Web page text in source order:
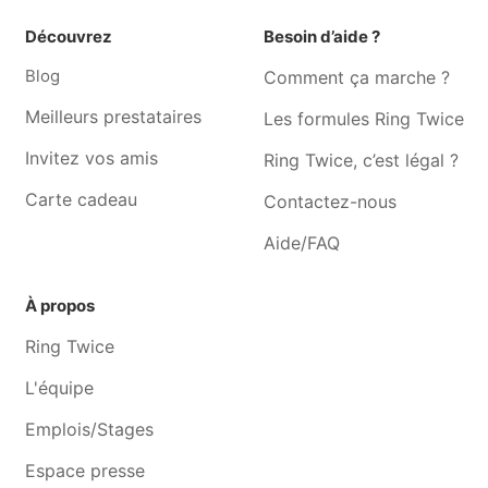
Grivegnee
Bressoux
Toilettage pour chien Engis
Toilettage pour chien
Nandrin
Toilettage pour chien
Beyne-heusay
Toilettage pour chien Fléron
Toilettage pour chien Alleur
Toilettage pour chien
Horion-hozémont
Découvrez
Blog
Meilleurs prestataires
Invitez vos amis
Carte cadeau
Besoin d’aide ?
Comment ça marche ?
Les formules Ring Twice
Ring Twice, c’est légal ?
Contactez-nous
Aide/FAQ
À propos
Ring Twice
L'équipe
Emplois/Stages
Espace presse